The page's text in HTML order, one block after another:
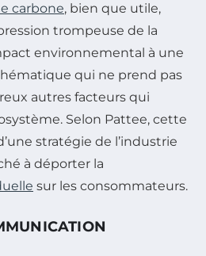
carbone, bien que utile,
trompeuse de la
environnemental à une
qui ne prend pas
autres facteurs qui
Selon Pattee, cette
stratégie de l’industrie
à déporter la
sur les consommateurs.